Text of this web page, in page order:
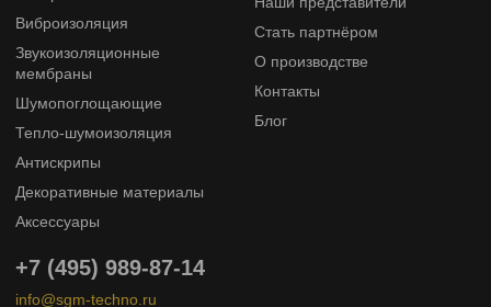
Виброизоляция
Звукоизоляционные
мембраны
Шумопоглощающие
Тепло-шумоизоляция
Антискрипы
Декоративные материалы
Аксессуары
Стать партнёром
О производстве
Контакты
Блог
+7 (495) 989-87-14
info@sgm-techno.ru